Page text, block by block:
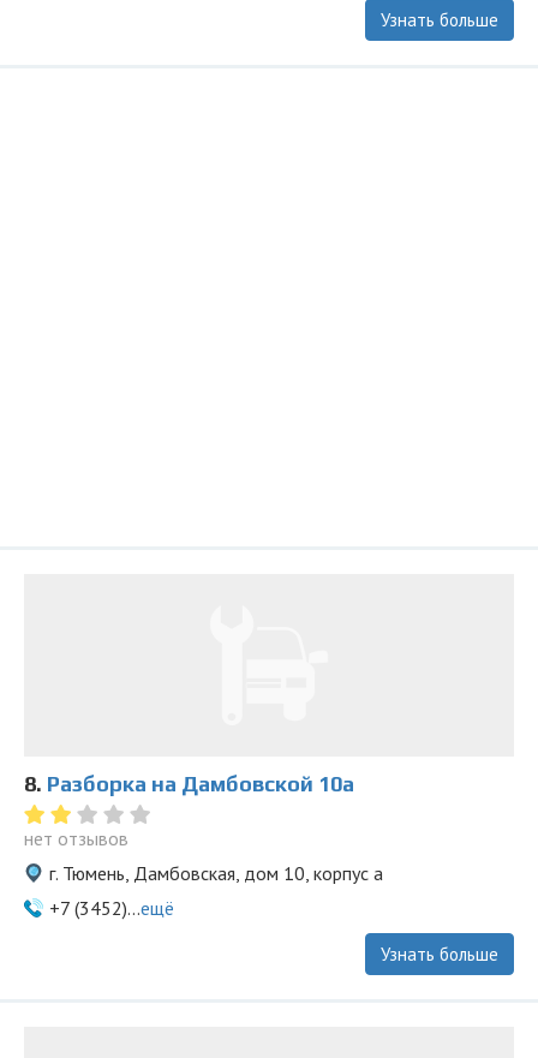
Узнать больше
8. Разборка на Дамбовской 10а
нет отзывов
г. Тюмень, Дамбовская, дом 10, корпус а
+7 (3452)...ещё
Узнать больше